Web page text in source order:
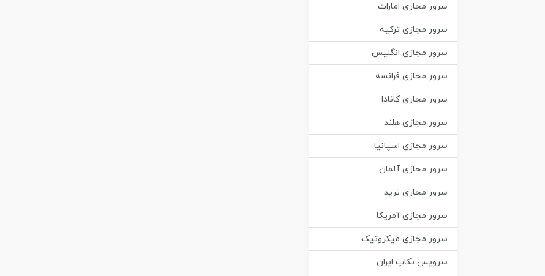
سرور مجازی امارات
سرور مجازی ترکیه
سرور مجازی انگلیس
سرور مجازی فرانسه
سرور مجازی کانادا
سرور مجازی هلند
سرور مجازی اسپانیا
سرور مجازی آلمان
سرور مجازی ترید
سرور مجازی آمریکا
سرور مجازی میکروتیک
سرویس بکاپ ایران